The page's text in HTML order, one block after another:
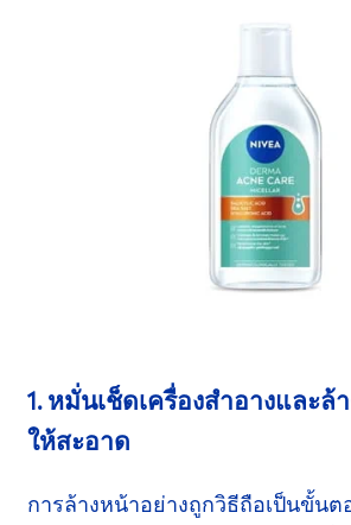
1. หมั่นเช็ดเครื่องสำอางและล้
ให้สะอาด
การล้างหน้าอย่างถูกวิธีถือเป็นขั้นต